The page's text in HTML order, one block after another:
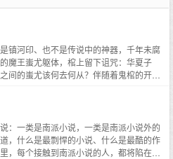
镇河印、也不是传说中的神器，千年未腐
魔王蚩尤躯体，棺上留下诅咒：华夏子
间的蚩尤该何去何从？伴随着鬼棺的开
：一类是南派小说，一类是南派小说外的
，什么是最剽悍的小说、什么是最酷的作
，每个接触到南派小说的人，都将陷在南